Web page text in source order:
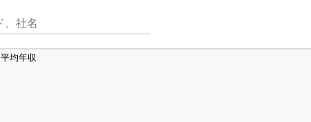
平均年収